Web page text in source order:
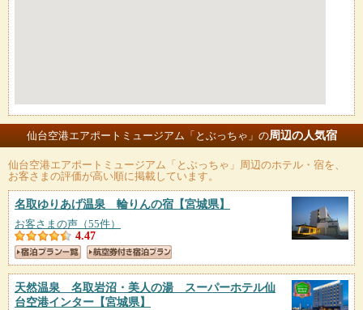
仙台空港エアポートミュージアム「とぶっちゃ」の周辺の人気宿
仙台空港エアポートミュージアム「とぶっちゃ」 周辺のホテル・宿を、
お客さまの評価が高い順に掲載しています。
名取ゆりあげ温泉 輪りんの宿 【宮城県】
お客さまの声（55件）
4.47
天然温泉 名取岩沼・美人の湯 スーパーホテル仙
台空港インター 【宮城県】